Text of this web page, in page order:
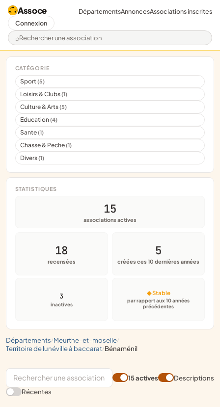
Assoce
Rechercher une association
DépartementsAnnoncesAssociations inscrites
Connexion
départements/ meurthe-et-moselle/
territoire de lunéville à baccarat/ bénaménil
CATÉGORIE
Sport(5)
Loisirs & Clubs(1)
Culture & Arts(5)
Education(4)
Sante(1)
Chasse & Peche(1)
Divers(1)
STATISTIQUES
15
associations actives
18
recensées
5
créées ces 10 dernières années
3
inactives
◆ Stable
par rapport aux 10 années
précédentes
15 actives
Descriptions
Récentes